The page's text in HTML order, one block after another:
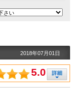
2018年07月01日
5.0